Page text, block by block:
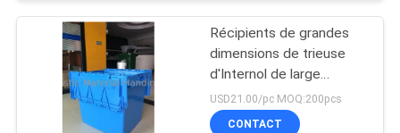
Récipients de grandes
dimensions de trieuse
d'Internol de large
volume
USD21.00/pc MOQ:200pcs
CONTACT